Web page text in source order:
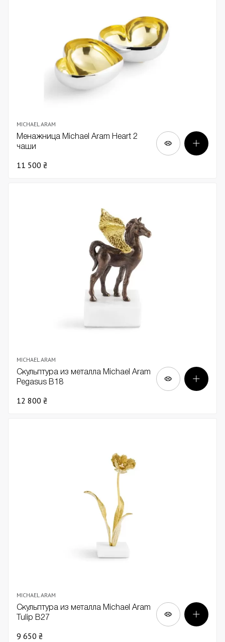
MICHAEL ARAM
Менажница Michael Aram Heart 2
чаши
11 500 ₴
MICHAEL ARAM
Скульптура из металла Michael Aram
Pegasus В18
12 800 ₴
MICHAEL ARAM
Скульптура из металла Michael Aram
Tulip В27
9 650 ₴